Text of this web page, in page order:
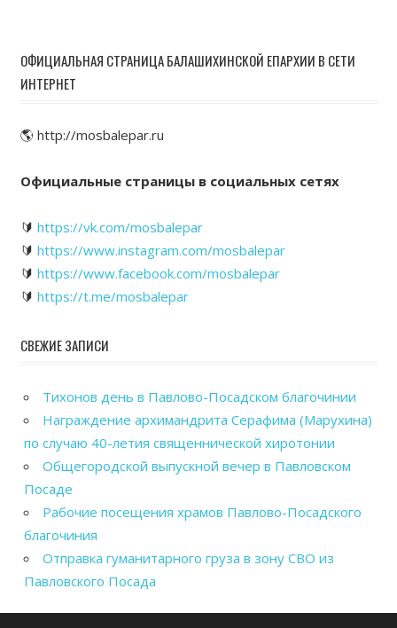
ОФИЦИАЛЬНАЯ СТРАНИЦА БАЛАШИХИНСКОЙ ЕПАРХИИ В СЕТИ
ИНТЕРНЕТ
🌎 http://mosbalepar.ru
Официальные страницы в социальных сетях
🔰 https://vk.com/mosbalepar
🔰 https://www.instagram.com/mosbalepar
🔰 https://www.facebook.com/mosbalepar
🔰 https://t.me/mosbalepar
СВЕЖИЕ ЗАПИСИ
Тихонов день в Павлово-Посадском благочинии
Награждение архимандрита Серафима (Марухина)
по случаю 40-летия священнической хиротонии
Общегородской выпускной вечер в Павловском
Посаде
Рабочие посещения храмов Павлово-Посадского
благочиния
Отправка гуманитарного груза в зону СВО из
Павловского Посада